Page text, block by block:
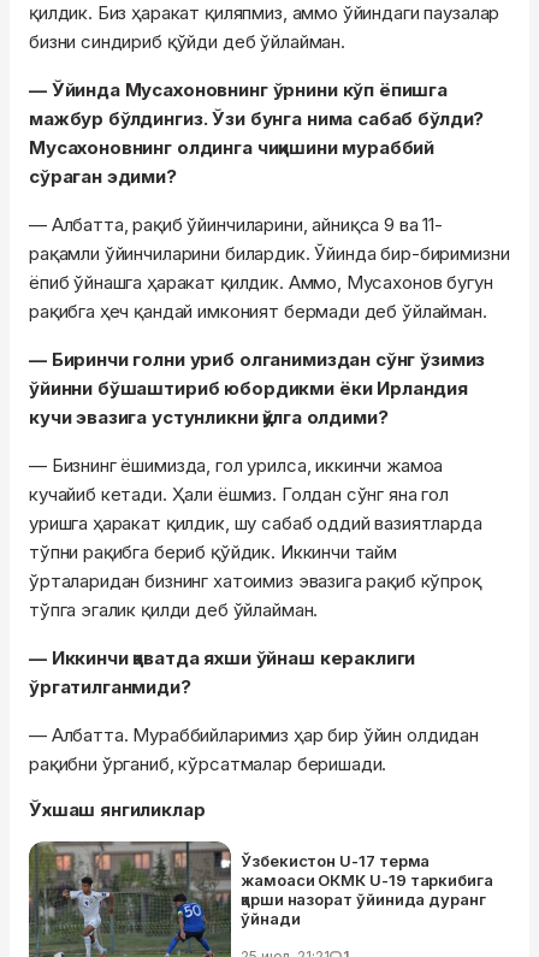
қилдик. Биз ҳаракат қиляпмиз, аммо ўйиндаги паузалар
бизни синдириб қўйди деб ўйлайман.
— Ўйинда Мусахоновнинг ўрнини кўп ёпишга
мажбур бўлдингиз. Ўзи бунга нима сабаб бўлди?
Мусахоновнинг олдинга чиқишини мураббий
сўраган эдими?
— Албатта, рақиб ўйинчиларини, айниқса 9 ва 11-
рақамли ўйинчиларини билардик. Ўйинда бир-биримизни
ёпиб ўйнашга ҳаракат қилдик. Аммо, Мусахонов бугун
рақибга ҳеч қандай имконият бермади деб ўйлайман.
— Биринчи голни уриб олганимиздан сўнг ўзимиз
ўйинни бўшаштириб юбордикми ёки Ирландия
кучи эвазига устунликни қўлга олдими?
— Бизнинг ёшимизда, гол урилса, иккинчи жамоа
кучайиб кетади. Ҳали ёшмиз. Голдан сўнг яна гол
уришга ҳаракат қилдик, шу сабаб оддий вазиятларда
тўпни рақибга бериб қўйдик. Иккинчи тайм
ўрталаридан бизнинг хатоимиз эвазига рақиб кўпроқ
тўпга эгалик қилди деб ўйлайман.
— Иккинчи қаватда яхши ўйнаш кераклиги
ўргатилганмиди?
— Албатта. Мураббийларимиз ҳар бир ўйин олдидан
рақибни ўрганиб, кўрсатмалар беришади.
Ўхшаш янгиликлар
Ўзбекистон U-17 терма
жамоаси ОКМК U-19 таркибига
қарши назорат ўйинида дуранг
ўйнади